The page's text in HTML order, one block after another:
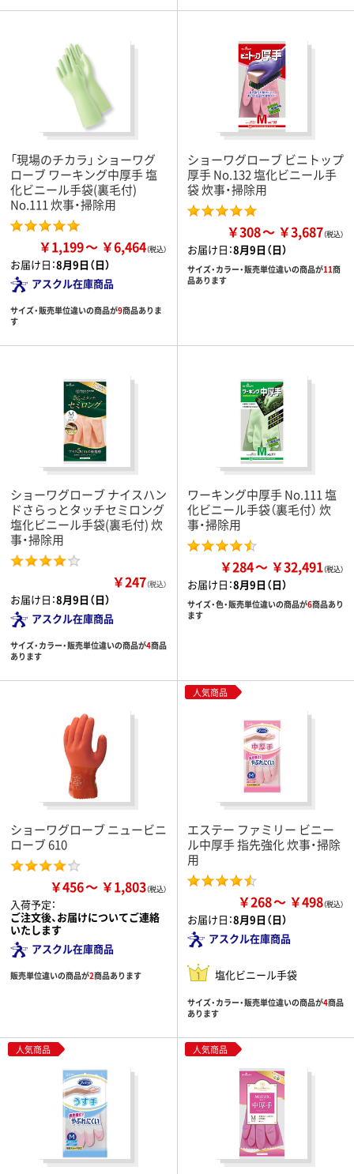
「現場のチカラ」 ショーワグ
ローブ ワーキング中厚手 塩
化ビニール手袋(裏毛付)
No.111 炊事・掃除用
￥1,199 ￥6,464
お届け日：8月9日（日）
アスクル在庫商品
サイズ・販売単位違いの商品が9商品ありま
す
ショーワグローブ ビニトップ
厚手 No.132 塩化ビニール手
袋 炊事・掃除用
￥308 ￥3,687
お届け日：8月9日（日）
サイズ・カラー・販売単位違いの商品が11商
品あります
ショーワグローブ ナイスハン
ドさらっとタッチセミロング
塩化ビニール手袋(裏毛付) 炊
事・掃除用
￥247（税込）
お届け日：8月9日（日）
アスクル在庫商品
サイズ・カラー・販売単位違いの商品が4商品
あります
ワーキング中厚手 No.111 塩
化ビニール手袋（裏毛付） 炊
事・掃除用
￥284 ￥32,491
お届け日：8月9日（日）
サイズ・色・販売単位違いの商品が6商品あり
ます
ショーワグローブ ニュービニ
ローブ 610
￥456 ￥1,803
入荷予定：
ご注文後、お届けについてご連絡
いたします
アスクル在庫商品
販売単位違いの商品が2商品あります
人気商品
エステー ファミリー ビニー
ル中厚手 指先強化 炊事・掃除
用
￥268 ￥498
お届け日：8月9日（日）
アスクル在庫商品
塩化ビニール手袋
サイズ・カラー・販売単位違いの商品が4商品
あります
人気商品 人気商品